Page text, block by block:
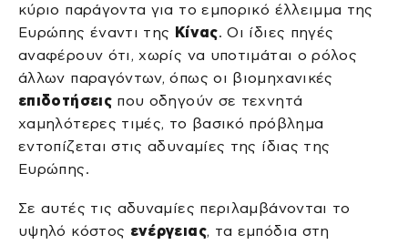
κύριο παράγοντα για το εμπορικό έλλειμμα της
Ευρώπης έναντι της Κίνας. Οι ίδιες πηγές
αναφέρουν ότι, χωρίς να υποτιμάται ο ρόλος
άλλων παραγόντων, όπως οι βιομηχανικές
επιδοτήσειςπου οδηγούν σε τεχνητά
χαμηλότερες τιμές, το βασικό πρόβλημα
εντοπίζεται στις αδυναμίες της ίδιας της
Ευρώπης.
Σε αυτές τις αδυναμίες περιλαμβάνονται το
υψηλό κόστος ενέργειας, τα εμπόδια στη